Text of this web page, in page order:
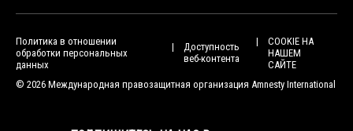
Политика в отношении
обработки персональных
данных
Доступность
веб-контента
COOKIE НА
НАШЕМ
САЙТЕ
© 2026 Международная правозащитная организация Amnesty International